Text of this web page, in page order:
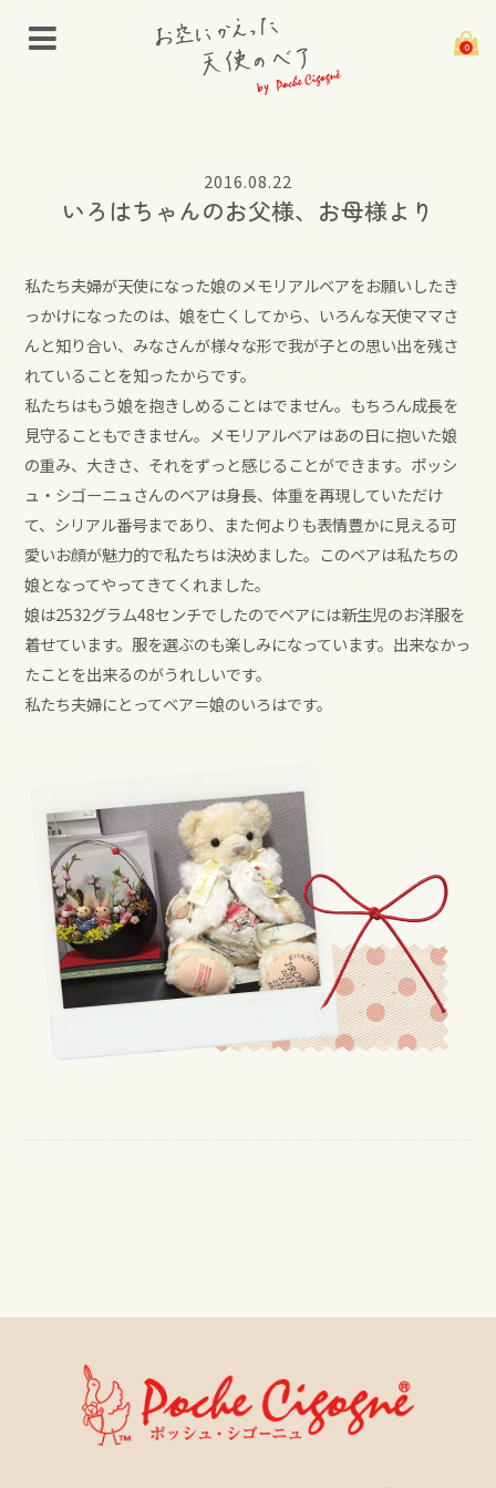
0
仕上がりについて
小さなベアのお仕立て前のお願い
Bear List
Guide
Voice
Contact
お問い合わせ
よくある質問
Offical Site
2016.08.22
いろはちゃんのお父様、お母様より
私たち夫婦が天使になった娘のメモリアルベアをお願いしたき
っかけになったのは、娘を亡くしてから、いろんな天使ママさ
んと知り合い、みなさんが様々な形で我が子との思い出を残さ
れていることを知ったからです。
私たちはもう娘を抱きしめることはでません。もちろん成長を
見守ることもできません。メモリアルベアはあの日に抱いた娘
の重み、大きさ、それをずっと感じることができます。ポッシ
ュ・シゴーニュさんのベアは身長、体重を再現していただけ
て、シリアル番号まであり、また何よりも表情豊かに見える可
愛いお顔が魅力的で私たちは決めました。このベアは私たちの
娘となってやってきてくれました。
娘は2532グラム48センチでしたのでベアには新生児のお洋服を
着せています。服を選ぶのも楽しみになっています。出来なかっ
たことを出来るのがうれしいです。
私たち夫婦にとってベア＝娘のいろはです。